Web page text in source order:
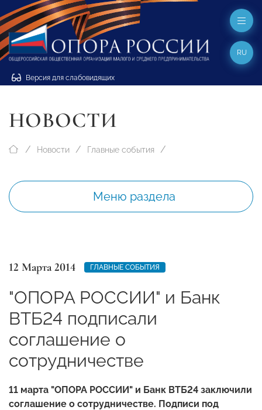
Версия для слабовидящих
RU
НОВОСТИ
Новости Главные события
Меню раздела
12 Марта 2014 ГЛАВНЫЕ СОБЫТИЯ
"ОПОРА РОССИИ" и Банк
ВТБ24 подписали
соглашение о
сотрудничестве
11 марта "ОПОРА РОССИИ" и Банк ВТБ24 заключили
соглашение о сотрудничестве. Подписи под